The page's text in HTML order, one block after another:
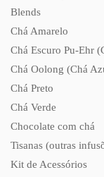
Blends
Chá Amarelo
Chá Escuro Pu-Ehr
Chá Oolong (Chá
Chá Preto
Chá Verde
Chocolate com chá
Tisanas (outras
Kit de Acessórios